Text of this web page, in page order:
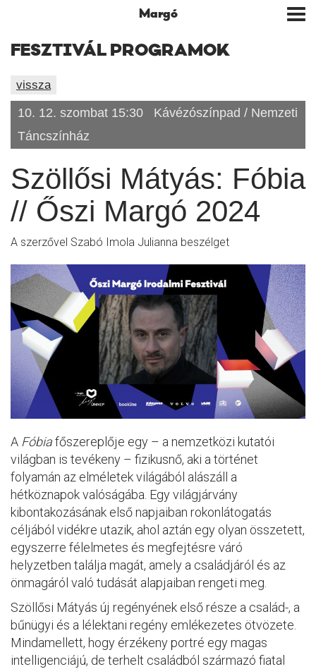
Margó
FESZTIVÁL PROGRAMOK
vissza
10. 12. szombat 15:30
Kávézószínpad / Nemzeti
Táncszínház
Szöllősi Mátyás: Fóbia
// Őszi Margó 2024
A szerzővel Szabó Imola Julianna beszélget
A Fóbiafőszereplője egy – a nemzetközi kutatói
világban is tevékeny – fizikusnő, aki a történet
folyamán az elméletek világából alászáll a
hétköznapok valóságába. Egy világjárvány
kibontakozásának első napjaiban rokonlátogatás
céljából vidékre utazik, ahol aztán egy olyan összetett,
egyszerre félelmetes és megfejtésre váró
helyzetben találja magát, amely a családjáról és az
önmagáról való tudását alapjaiban rengeti meg.
Szöllősi Mátyás új regényének első része a család-, a
bűnügyi és a lélektani regény emlékezetes ötvözete.
Mindamellett, hogy érzékeny portré egy magas
intelligenciájú, de terhelt családból származó fiatal